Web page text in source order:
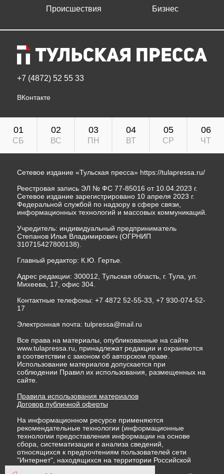
Происшествия
Бизнес
+7 (4872) 52 55 33
ВКонтакте
01
СБ
02
ВС
03
ПН
04
ВТ
05
СР
06
ЧТ
Сетевое издание «Тульская пресса» https://tulapressa.ru/
Реестровая запись ЭЛ № ФС 77-85016 от 10.04.2023 г.
Сетевое издание зарегистрировано 10 апреля 2023 г.
Федеральной службой по надзору в сфере связи,
информационных технологий и массовых коммуникаций.
Учредитель: индивидуальный предприниматель
Степанов Илья Владимирович (ОГРНИП
310715427800138).
Главный редактор: К.Ю. Гертье.
Адрес редакции: 300012, Тульская область, г. Тула, ул.
Михеева, 17, офис 304.
Контактные телефоны: +7 4872 52-55-33, +7 930-074-52-
17
Электронная почта: tulpressa@mail.ru
Все права на материалы, опубликованные на сайте
www.tulapressa.ru, принадлежат редакции и охраняются
в соответствии с законом об авторском праве.
Использование материалов допускается при
соблюдении Правил их использования, размещенных на
сайте.
Правила использования материалов
Договор публичной оферты
На информационном ресурсе применяются
рекомендательные технологии (информационные
технологии предоставления информации на основе
сбора, систематизации и анализа сведений,
относящихся к предпочтениям пользователей сети
"Интернет", находящихся на территории Российской
Федерации)